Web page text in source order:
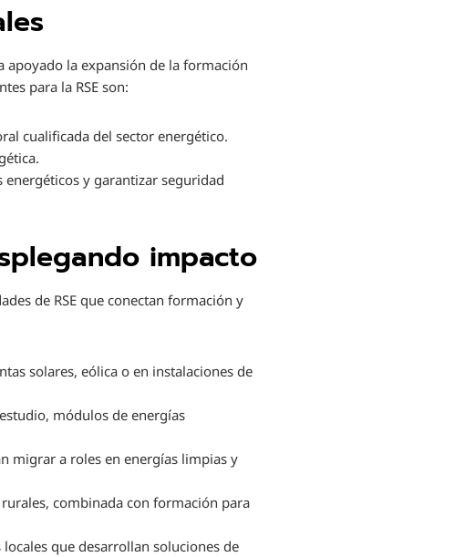
la expansión de la formación
para la RSE son:
cualificada del sector energético.
y garantizar seguridad
impacto
de RSE que conectan formación y
solares, eólica o en instalaciones de
módulos de energías
migrar a roles en energías limpias y
combinada con formación para
que desarrollan soluciones de